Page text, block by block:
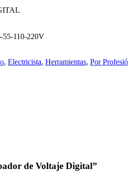
55-110-220V
, Electricista, Herramientas, Por
de Voltaje Digital”